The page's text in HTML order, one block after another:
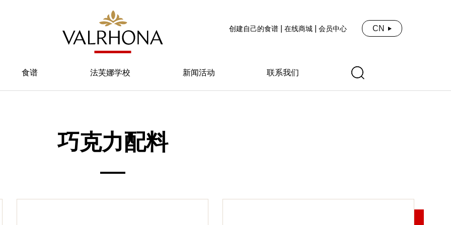
创建自己的食谱 在线商城 会员中心 CN
食谱 法芙娜学校 新闻活动 联系我们
巧克力配料